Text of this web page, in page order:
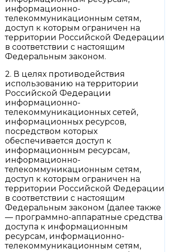
информационно-
телекоммуникационным сетям,
доступ к которым ограничен на
территории Российской Федерации
в соответствии с настоящим
Федеральным законом.
2. В целях противодействия
использованию на территории
Российской Федерации
информационно-
телекоммуникационных сетей,
информационных ресурсов,
посредством которых
обеспечивается доступ к
информационным ресурсам,
информационно-
телекоммуникационным сетям,
доступ к которым ограничен на
территории Российской Федерации
в соответствии с настоящим
Федеральным законом (далее также
— программно-аппаратные средства
доступа к информационным
ресурсам, информационно-
телекоммуникационным сетям,